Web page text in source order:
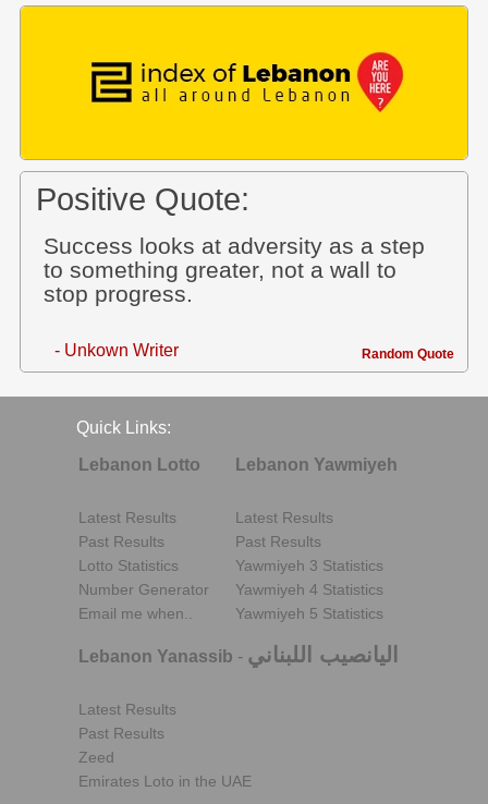
Positive Quote:
Success looks at adversity as a step
to something greater, not a wall to
stop progress.
- Unkown Writer Random Quote
Quick Links:
Lebanon Lotto
Latest Results
Past Results
Lotto Statistics
Number Generator
Email me when..
Lebanon Yawmiyeh
Latest Results
Past Results
Yawmiyeh 3 Statistics
Yawmiyeh 4 Statistics
Yawmiyeh 5 Statistics
Lebanon Yanassib - اليانصيب اللبناني
Latest Results
Past Results
Zeed
Emirates Loto in the UAE